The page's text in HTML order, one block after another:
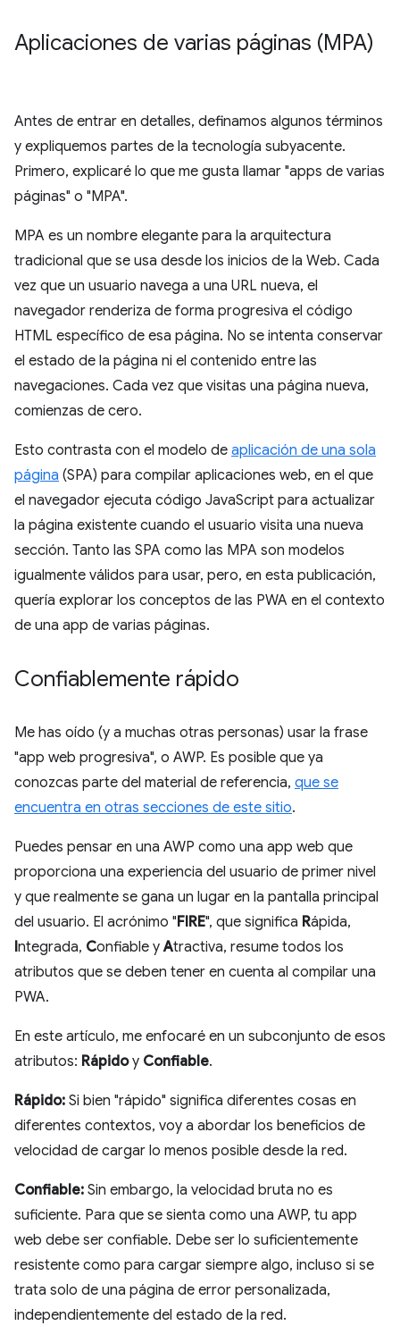
Aplicaciones de varias páginas (MPA)
Antes de entrar en detalles, definamos algunos términos
y expliquemos partes de la tecnología subyacente.
Primero, explicaré lo que me gusta llamar "apps de varias
páginas" o "MPA".
MPA es un nombre elegante para la arquitectura
tradicional que se usa desde los inicios de la Web. Cada
vez que un usuario navega a una URL nueva, el
navegador renderiza de forma progresiva el código
HTML específico de esa página. No se intenta conservar
el estado de la página ni el contenido entre las
navegaciones. Cada vez que visitas una página nueva,
comienzas de cero.
Esto contrasta con el modelo de aplicación de una sola
página (SPA) para compilar aplicaciones web, en el que
el navegador ejecuta código JavaScript para actualizar
la página existente cuando el usuario visita una nueva
sección. Tanto las SPA como las MPA son modelos
igualmente válidos para usar, pero, en esta publicación,
quería explorar los conceptos de las PWA en el contexto
de una app de varias páginas.
Confiablemente rápido
Me has oído (y a muchas otras personas) usar la frase
"app web progresiva", o AWP. Es posible que ya
conozcas parte del material de referencia, que se
encuentra en otras secciones de este sitio.
Puedes pensar en una AWP como una app web que
proporciona una experiencia del usuario de primer nivel
y que realmente se gana un lugar en la pantalla principal
del usuario. El acrónimo "FIRE", que significa Rápida,
Integrada, Confiable yAtractiva, resume todos los
atributos que se deben tener en cuenta al compilar una
PWA.
En este artículo, me enfocaré en un subconjunto de esos
atributos: Rápidoy Confiable.
Rápido: Si bien "rápido" significa diferentes cosas en
diferentes contextos, voy a abordar los beneficios de
velocidad de cargar lo menos posible desde la red.
Confiable: Sin embargo, la velocidad bruta no es
suficiente. Para que se sienta como una AWP, tu app
web debe ser confiable. Debe ser lo suficientemente
resistente como para cargar siempre algo, incluso si se
trata solo de una página de error personalizada,
independientemente del estado de la red.